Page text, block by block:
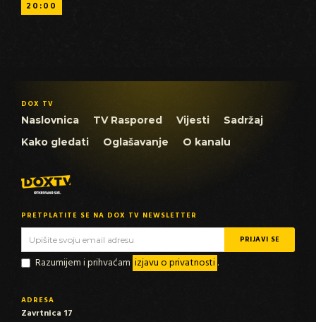
20:00
DOX TV
Naslovnica TV Raspored Vijesti
Sadržaj
Kako gledati
Oglašavanje O kanalu
PRETPLATITE SE NA DOX TV NEWSLETTER
Razumijem i prihvaćam izjavu o privatnosti.
ADRESA
Zavrtnica 17